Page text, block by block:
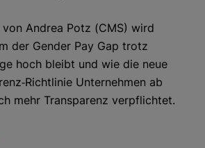
Andrea Potz (CMS) wird
der Gender Pay Gap trotz
hoch bleibt und wie die neue
Unternehmen ab
mehr Transparenz verpflichtet.